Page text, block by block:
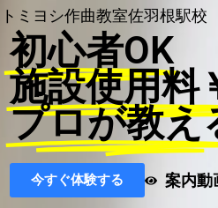
トミヨシ作曲教室佐羽根駅校
初心者OK
施設使用料
プロが教え
今すぐ体験する 案内動